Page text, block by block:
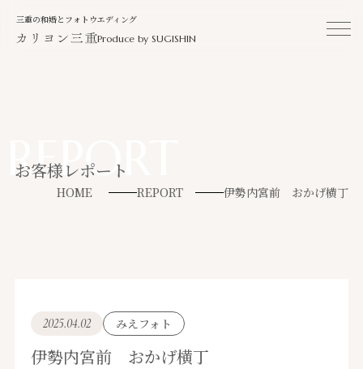
三重の和婚とフォトウエディング
Produce by SUGISHIN
REPORT
お客様レポート
HOME REPORT 伊勢内宮前 おかげ横丁
2025.04.02 みえフォト
伊勢内宮前 おかげ横丁